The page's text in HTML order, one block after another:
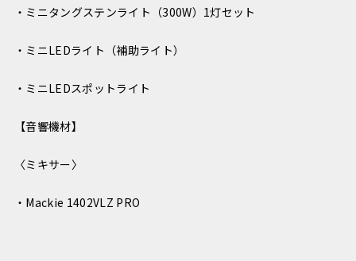
・ミニタングステンライト（300W）1灯セット
・ミニLEDライト（補助ライト）
・ミニLEDスポットライト
【音響機材】
〈ミキサー〉
・Mackie 1402VLZ PRO